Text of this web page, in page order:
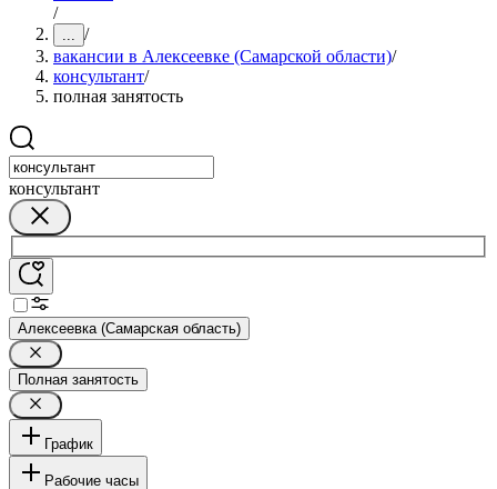
/
... /
вакансии в Алексеевке (Самарской области)/
консультант/
полная занятость
консультант
Алексеевка (Самарская область)
Полная занятость
График
Рабочие часы